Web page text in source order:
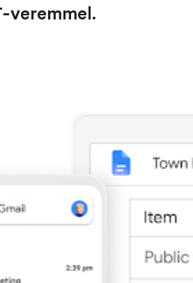
veremmel.